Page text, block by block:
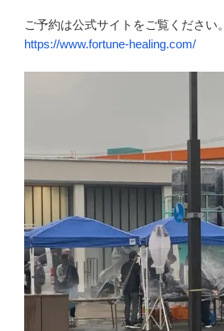
ご予約は公式サイトをご覧ください。
https://www.fortune-healing.com/